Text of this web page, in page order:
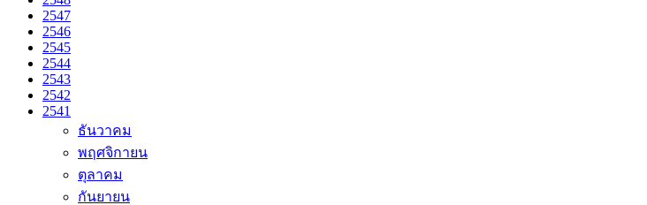
2547
2546
2545
2544
2543
2542
2541
ธันวาคม
พฤศจิกายน
ตุลาคม
กันยายน